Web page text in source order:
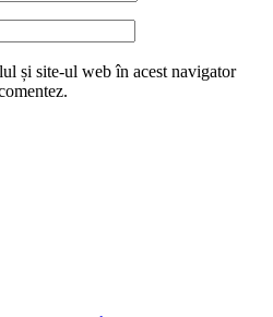
și site-ul web în acest navigator